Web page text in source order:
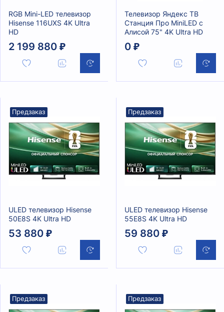
RGB Mini-LED телевизор
Hisense 116UXS 4K Ultra
HD
2 199 880 ₽
Телевизор Яндекс ТВ
Станция Про MiniLED с
Алисой 75" 4K Ultra HD
0 ₽
Предзаказ
ULED телевизор Hisense
50E8S 4K Ultra HD
53 880 ₽
Предзаказ
ULED телевизор Hisense
55E8S 4K Ultra HD
59 880 ₽
Предзаказ Предзаказ